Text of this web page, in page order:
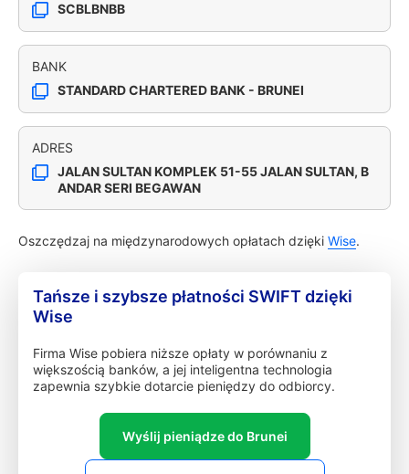
SCBLBNBB
BANK
STANDARD CHARTERED BANK - BRUNEI
ADRES
JALAN SULTAN KOMPLEK 51-55 JALAN SULTAN, B
ANDAR SERI BEGAWAN
Oszczędzaj na międzynarodowych opłatach dzięki Wise.
Tańsze i szybsze płatności SWIFT dzięki
Wise
Firma Wise pobiera niższe opłaty w porównaniu z
większością banków, a jej inteligentna technologia
zapewnia szybkie dotarcie pieniędzy do odbiorcy.
Wyślij pieniądze do Brunei